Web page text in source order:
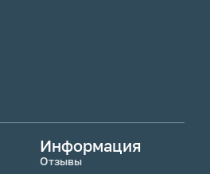
Информация
Отзывы